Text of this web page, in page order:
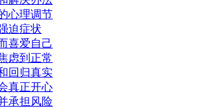
心理调节
迫症状
喜爱自己
虑到正常
回归真实
真正开心
承担风险